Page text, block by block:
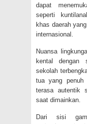
dapat
seperti
khas daerah
internasional.
Nuansa
kental dengan
sekolah
tua yang penuh
terasa autentik
saat dimainkan.
Dari sisi